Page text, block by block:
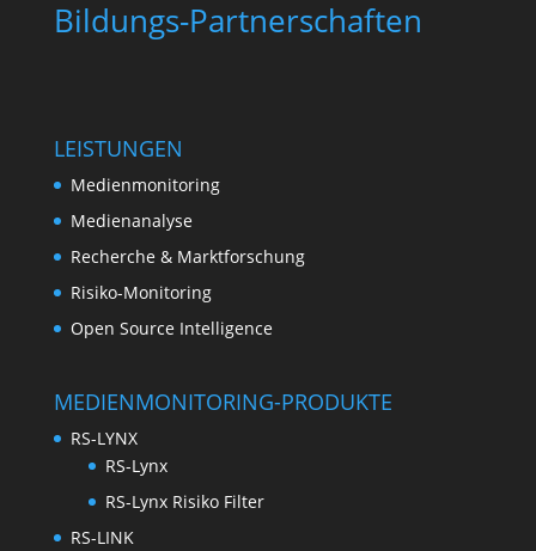
Bildungs-Partnerschaften
LEISTUNGEN
Medienmonitoring
Medienanalyse
Recherche & Marktforschung
Risiko-Monitoring
Open Source Intelligence
MEDIENMONITORING-PRODUKTE
RS-LYNX
RS-Lynx
RS-Lynx Risiko Filter
RS-LINK